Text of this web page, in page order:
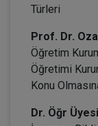
Türleri
Prof. Dr.
Öğretim
Öğretimi
Konu
Dr. Öğr